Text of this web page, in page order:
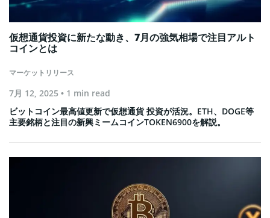
マーケットリリース
仮想通貨投資に新たな動き、7月の強気相場で注目アルト
コインとは
7月 12, 2025 • 1 min read
ビットコイン最高値更新で仮想通貨 投資が活況。ETH、DOGE等
主要銘柄と注目の新興ミームコインTOKEN6900を解説。